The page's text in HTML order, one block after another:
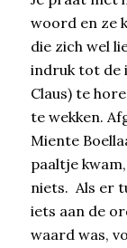
woord en ze
die zich wel
indruk tot de
Claus) te
te wekken.
Miente
paaltje
niets. Als er
iets aan de
waard was,